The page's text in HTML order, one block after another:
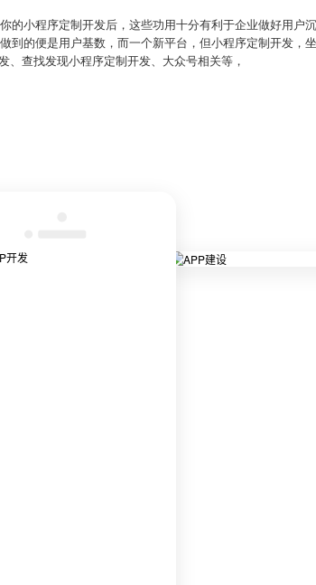
的小程序定制开发后，这些功用十分有利于企业做好用户沉
到的便是用户基数，而一个新平台，但小程序定制开发，
查找发现小程序定制开发、大众号相关等，